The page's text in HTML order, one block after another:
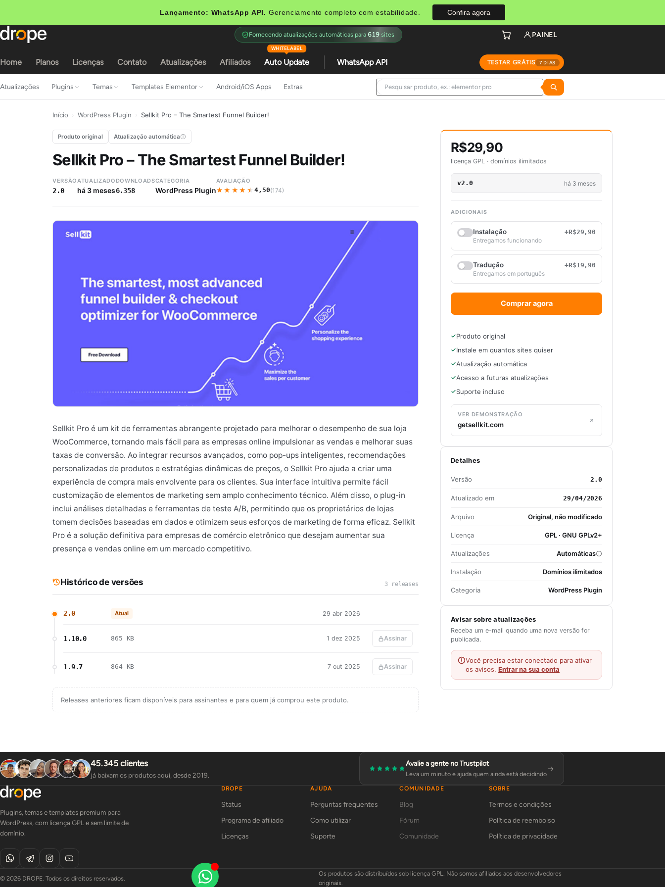
Lançamento: WhatsApp API. Gerenciamento completo com estabilidade. Confira agora
Home Planos Licenças Contato Atualizações Afiliados Auto Update
WHITELABEL
WhatsApp API TESTAR GRÁTIS 7 DIAS
Fornecendo atualizações automáticas para 619 sites PAINEL
Atualizações Plugins Temas Templates Elementor Android/iOS Apps Extras
Início WordPress Plugin Sellkit Pro – The Smartest Funnel Builder!
Produto original Atualização automática
Sellkit Pro – The Smartest Funnel Builder!
VERSÃO
2.0
ATUALIZADO
há 3 meses
DOWNLOADS
6.358
CATEGORIA
WordPress Plugin
AVALIAÇÃO
★★★★★
★★★★★4,50(174)
Sellkit Pro é um kit de ferramentas abrangente projetado para melhorar o desempenho de sua loja
WooCommerce, tornando mais fácil para as empresas online impulsionar as vendas e melhorar suas
taxas de conversão. Ao integrar recursos avançados, como pop-ups inteligentes, recomendações
personalizadas de produtos e estratégias dinâmicas de preços, o Sellkit Pro ajuda a criar uma
experiência de compra mais envolvente para os clientes. Sua interface intuitiva permite fácil
customização de elementos de marketing sem amplo conhecimento técnico. Além disso, o plug-in
inclui análises detalhadas e ferramentas de teste A/B, permitindo que os proprietários de lojas
tomem decisões baseadas em dados e otimizem seus esforços de marketing de forma eficaz. Sellkit
Pro é a solução definitiva para empresas de comércio eletrônico que desejam aumentar sua
presença e vendas online em um mercado competitivo.
Histórico de versões 3 releases
2.0 Atual 29 abr 2026
1.10.0 865 KB 1 dez 2025 Assinar
1.9.7 864 KB 7 out 2025 Assinar
Releases anteriores ficam disponíveis para assinantes e para quem já comprou este produto.
R$29,90
licença GPL · domínios ilimitados
v2.0 há 3 meses
ADICIONAIS
Instalação
+R$29,90
Entregamos funcionando
Tradução
+R$19,90
Entregamos em português
Comprar agora
Produto original
Instale em quantos sites quiser
Atualização automática
Acesso a futuras atualizações
Suporte incluso
VER DEMONSTRAÇÃO
getsellkit.com
Detalhes
Versão 2.0
Atualizado em 29/04/2026
Arquivo Original, não modificado
Licença GPL · GNU GPLv2+
Atualizações Automáticas
Instalação Domínios ilimitados
Categoria WordPress Plugin
Avisar sobre atualizações
Receba um e-mail quando uma nova versão for
publicada.
Você precisa estar conectado para ativar
os avisos. Entrar na sua conta
45.345 clientes
já baixam os produtos aqui, desde 2019.
Avalie a gente no Trustpilot
Leva um minuto e ajuda quem ainda está decidindo
Plugins, temas e templates premium para
WordPress, com licença GPL e sem limite de
domínio.
DROPE
Status
Programa de afiliado
Licenças
AJUDA
Perguntas frequentes
Como utilizar
Suporte
COMUNIDADE
Blog
Fórum
Comunidade
SOBRE
Termos e condições
Política de reembolso
Política de privacidade
© 2026 DROPE. Todos os direitos reservados.
Os produtos são distribuídos sob licença GPL. Não somos afiliados aos desenvolvedores
originais.